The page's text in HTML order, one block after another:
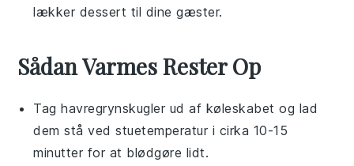
lækker dessert til dine gæster.
Sådan Varmes Rester Op
Taghavregrynskugler ud af køleskabet og lad
dem stå ved stuetemperatur i cirka 10-15
minutter for at blødgøre lidt.